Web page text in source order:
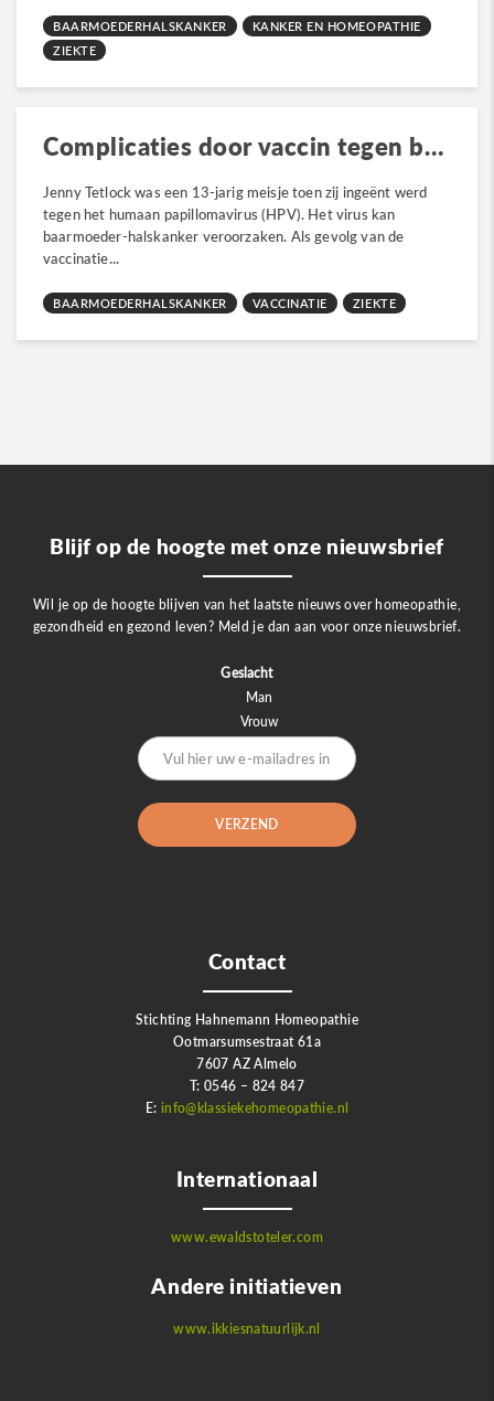
BAARMOEDERHALSKANKER
KANKER EN HOMEOPATHIE
ZIEKTE
Complicaties door vaccin tegen baarmoederhalskanker
Jenny Tetlock was een 13-jarig meisje toen zij ingeënt werd
tegen het humaan papillomavirus (HPV). Het virus kan
baarmoeder-halskanker veroorzaken. Als gevolg van de
vaccinatie...
BAARMOEDERHALSKANKER VACCINATIE ZIEKTE
Contact
Stichting Hahnemann Homeopathie
Ootmarsumsestraat 61a
7607 AZ Almelo
T: 0546 – 824 847
E: info@klassiekehomeopathie.nl
Internationaal
www.ewaldstoteler.com
Andere initiatieven
www.ikkiesnatuurlijk.nl
Blijf op de hoogte met onze nieuwsbrief
Wil je op de hoogte blijven van het laatste nieuws over homeopathie,
gezondheid en gezond leven? Meld je dan aan voor onze nieuwsbrief.
Geslacht
Man
Vrouw